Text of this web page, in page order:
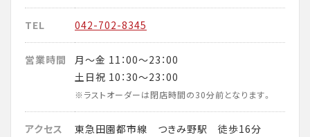
TEL 042-702-8345
営業時間
月～金 11：00～23：00
土日祝 10：30～23：00
※ラストオーダーは閉店時間の30分前となります。
アクセス
東急田園都市線 つきみ野駅 徒歩16分